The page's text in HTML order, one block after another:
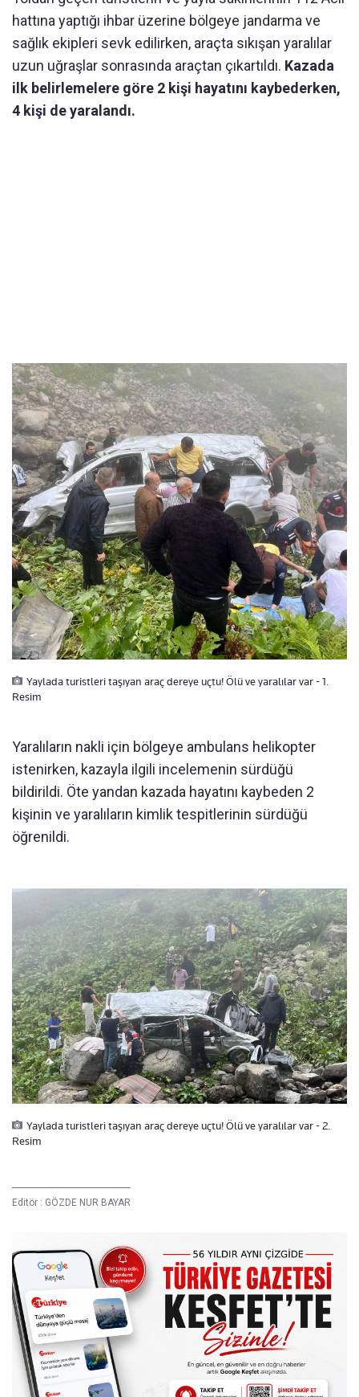
hattına yaptığı ihbar üzerine bölgeye jandarma ve
sağlık ekipleri sevk edilirken, araçta sıkışan yaralılar
uzun uğraşlar sonrasında araçtan çıkartıldı. Kazada
ilk belirlemelere göre 2 kişi hayatını kaybederken,
4 kişi de yaralandı.
Yaylada turistleri taşıyan araç dereye uçtu! Ölü ve yaralılar var - 1.
Resim
Yaralıların nakli için bölgeye ambulans helikopter
istenirken, kazayla ilgili incelemenin sürdüğü
bildirildi. Öte yandan kazada hayatını kaybeden 2
kişinin ve yaralıların kimlik tespitlerinin sürdüğü
öğrenildi.
Yaylada turistleri taşıyan araç dereye uçtu! Ölü ve yaralılar var - 2.
Resim
Editör : GÖZDE NUR BAYAR